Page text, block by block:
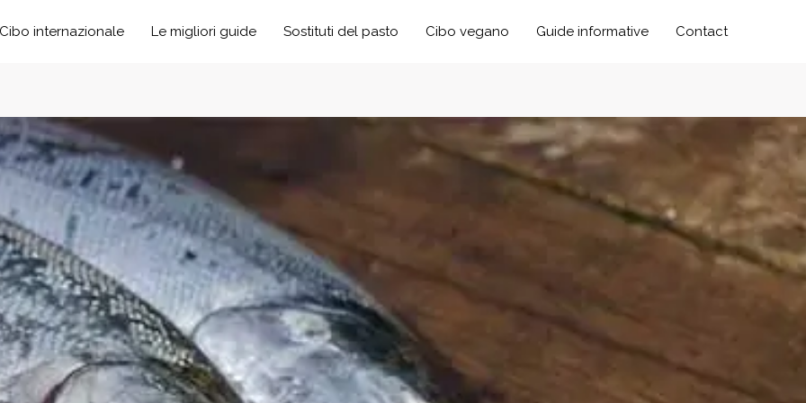
Cibo internazionale Le migliori guide Sostituti del pasto Cibo vegano Guide informative Contact